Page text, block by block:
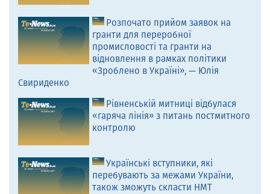
Розпочато прийом заявок на
гранти для переробної
промисловості та гранти на
відновлення в рамках політики
«Зроблено в Україні», — Юлія
Свириденко
Рівненській митниці відбулася
«гаряча лінія» з питань постмитного
контролю
Українські вступники, які
перебувають за межами України,
також зможуть скласти НМТ